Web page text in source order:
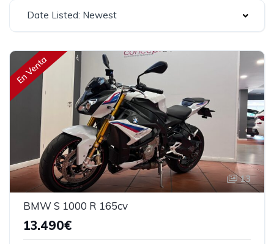
Date Listed: Newest
En Venta
13
BMW S 1000 R 165cv
13.490€